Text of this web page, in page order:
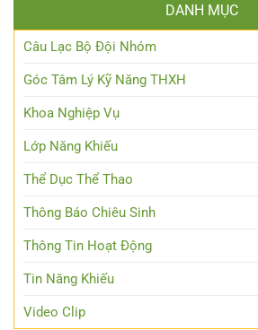
DANH MỤC
Câu Lạc Bộ Đội Nhóm
Góc Tâm Lý Kỹ Năng THXH
Khoa Nghiệp Vụ
Lớp Năng Khiếu
Thể Dục Thể Thao
Thông Báo Chiêu Sinh
Thông Tin Hoạt Động
Tin Năng Khiếu
Video Clip